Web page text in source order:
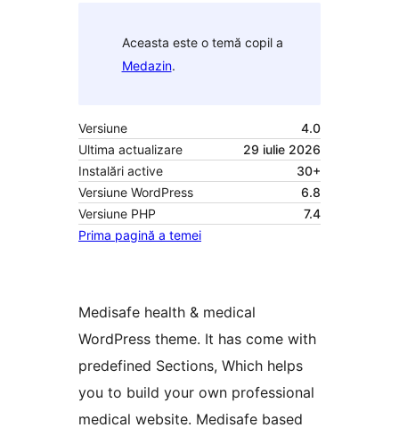
Aceasta este o temă copil a
Medazin.
Versiune
4.0
Ultima actualizare
29 iulie 2026
Instalări active
30+
Versiune WordPress
6.8
Versiune PHP
7.4
Prima pagină a temei
Medisafe health & medical
WordPress theme. It has come with
predefined Sections, Which helps
you to build your own professional
medical website. Medisafe based